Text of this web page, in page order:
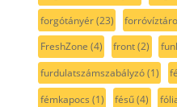
forgótányér(23)
FreshZone (4) front(2)
furdulatszámszabályzó(1)
fémkapocs (1) fésű(4)